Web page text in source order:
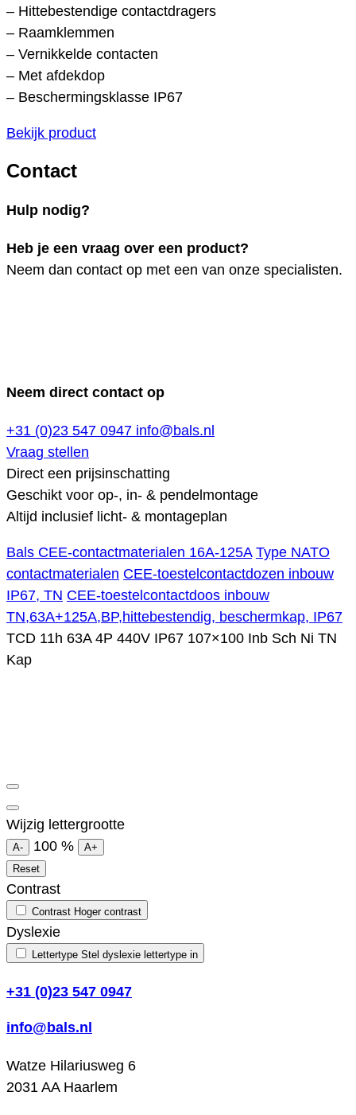
– Hittebestendige contactdragers
– Raamklemmen
– Vernikkelde contacten
– Met afdekdop
– Beschermingsklasse IP67
Bekijk product
Contact
Hulp nodig?
Heb je een vraag over een product?
Neem dan contact op met een van onze specialisten.
Neem direct contact op
+31 (0)23 547 0947 info@bals.nl
Vraag stellen
Direct een prijsinschatting
Geschikt voor op-, in- & pendelmontage
Altijd inclusief licht- & montageplan
Bals CEE-contactmaterialen 16A-125A Type NATO
contactmaterialen CEE-toestelcontactdozen inbouw
IP67, TN CEE-toestelcontactdoos inbouw
TN,63A+125A,BP,hittebestendig, beschermkap, IP67
TCD 11h 63A 4P 440V IP67 107×100 Inb Sch Ni TN
Kap
Wijzig lettergrootte
A- 100 %
A+
Reset
Contrast
Contrast Hoger contrast
Dyslexie
Lettertype Stel dyslexie lettertype in
+31 (0)23 547 0947
info@bals.nl
Watze Hilariusweg 6
2031 AA Haarlem